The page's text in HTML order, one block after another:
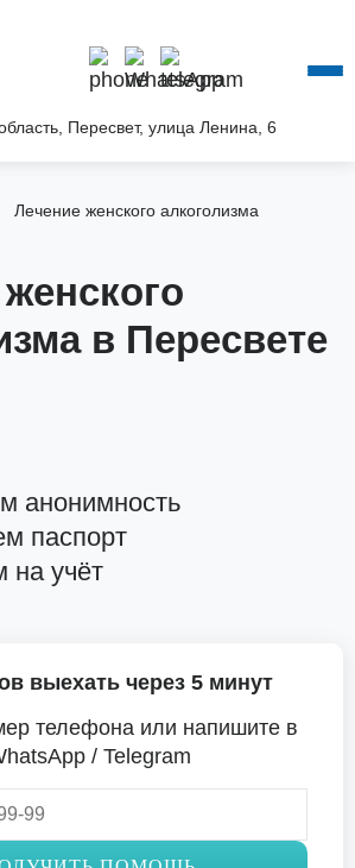
Пересвет, улица Ленина, 6
Лечение женского алкоголизма
в Пересвете
анонимность
паспорт
на учёт
выехать через 5 минут
телефона или напишите в
/ Telegram